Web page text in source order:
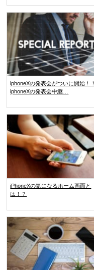
iphoneXの発表会がついに開始！！
iphoneXの発表会中継…
iPhoneXの気になるホーム画面と
は！？